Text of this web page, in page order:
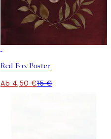
Red Fox Poster
Ab 4,50 €15 €